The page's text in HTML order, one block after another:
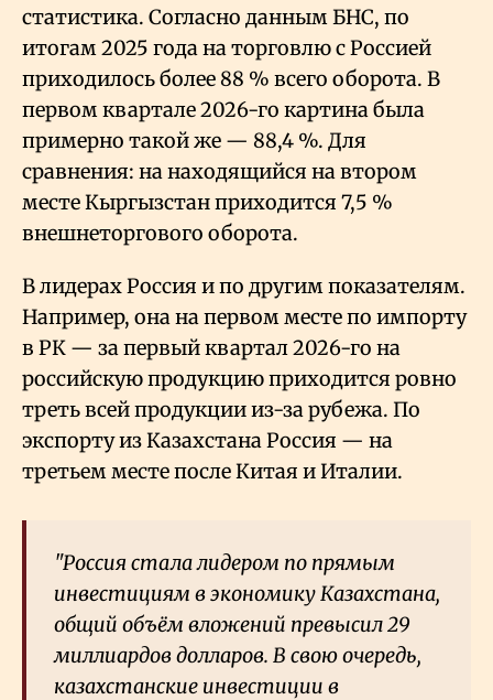
статистика. Согласно данным БНС, по
итогам 2025 года на торговлю с Россией
приходилось более 88 % всего оборота. В
первом квартале 2026-го картина была
примерно такой же — 88,4 %. Для
сравнения: на находящийся на втором
месте Кыргызстан приходится 7,5 %
внешнеторгового оборота.
В лидерах Россия и по другим показателям.
Например, она на первом месте по импорту
в РК — за первый квартал 2026-го на
российскую продукцию приходится ровно
треть всей продукциииз-за рубежа. По
экспорту из Казахстана Россия — на
третьем месте после Китая и Италии.
"Россия стала лидером по прямым
инвестициям в экономику Казахстана,
общий объём вложений превысил 29
миллиардов долларов. В свою очередь,
казахстанские инвестиции в